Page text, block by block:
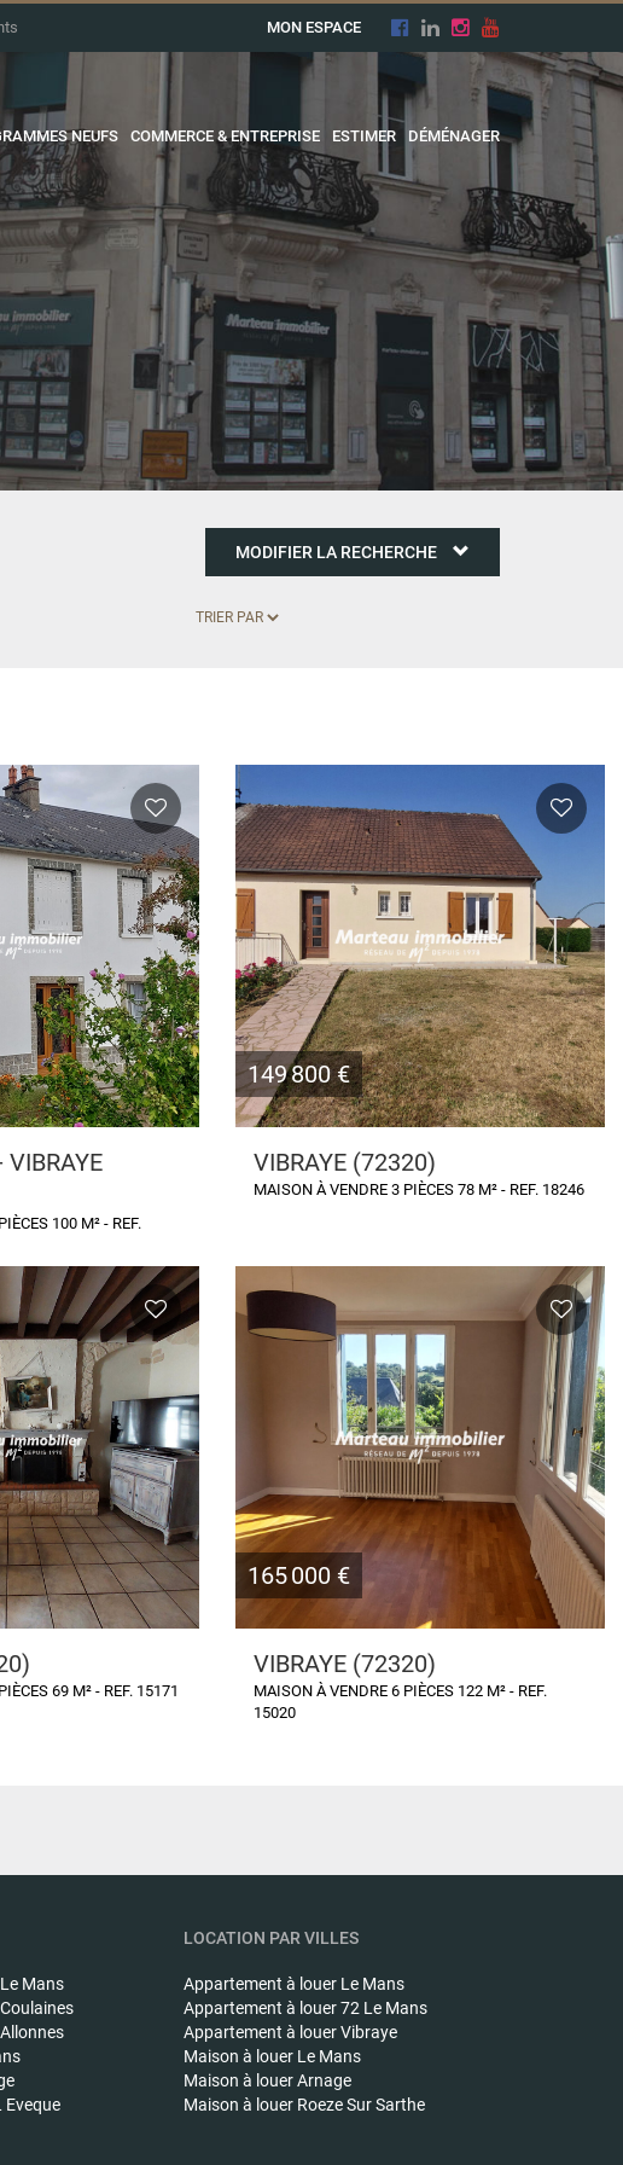
MON ESPACE
NEUFS COMMERCE & ENTREPRISE ESTIMER DÉMÉNAGER
MODIFIER LA RECHERCHE
VIBRAYE
100 M² - REF.
149 800 €
VIBRAYE (72320)
MAISON À VENDRE 3 PIÈCES 78 M² - REF. 18246
69 M² - REF. 15171
165 000 €
VIBRAYE (72320)
MAISON À VENDRE 6 PIÈCES 122 M² - REF.
15020
Le Mans
Coulaines
Allonnes
Eveque
LOCATION PAR VILLES
Appartement à louer Le Mans
Appartement à louer72 Le Mans
Appartement à louerVibraye
Maison à louer Le Mans
Maison à louerArnage
Maison à louer Roeze Sur Sarthe